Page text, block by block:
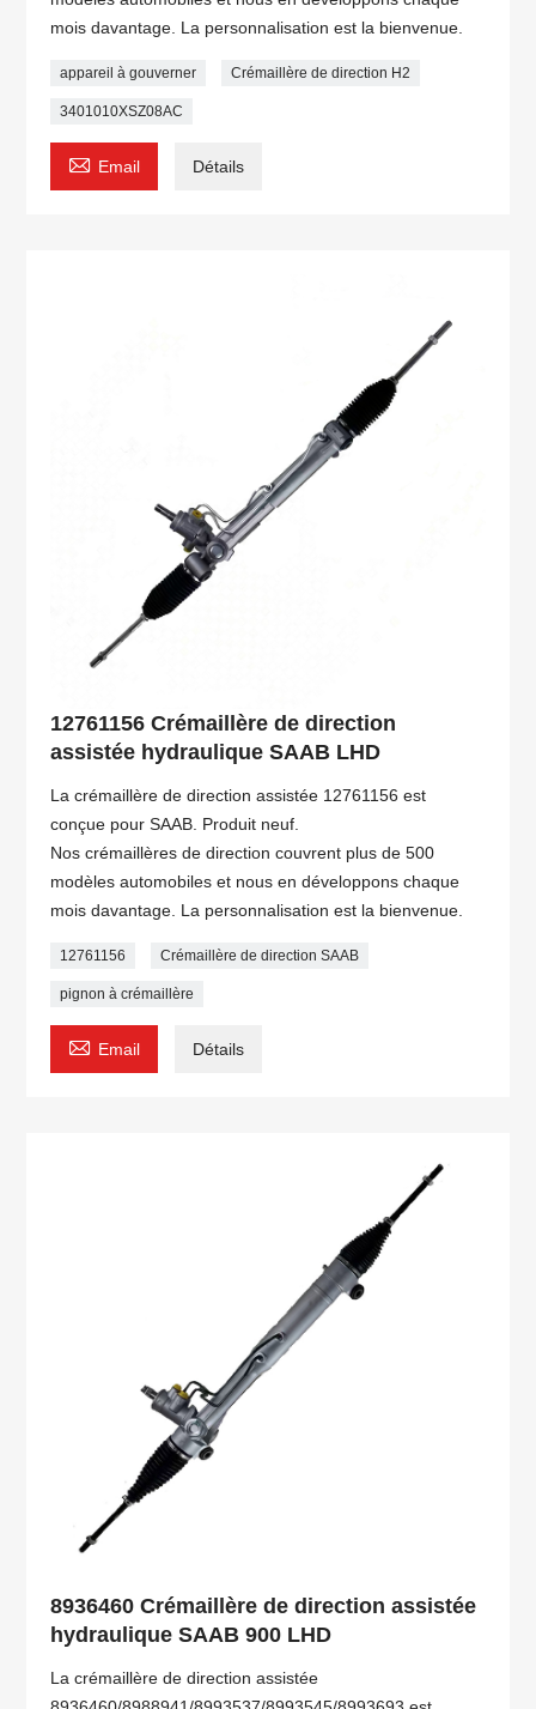
mois davantage. La personnalisation est la bienvenue.
appareil à gouverner Crémaillère de direction H2
3401010XSZ08AC
 Email Détails
12761156 Crémaillère de direction
assistée hydraulique SAAB LHD
La crémaillère de direction assistée 12761156 est
conçue pour SAAB. Produit neuf.
Nos crémaillères de direction couvrent plus de 500
modèles automobiles et nous en développons chaque
mois davantage. La personnalisation est la bienvenue.
12761156 Crémaillère de direction SAAB
pignon à crémaillère
 Email Détails
8936460 Crémaillère de direction assistée
hydraulique SAAB 900 LHD
La crémaillère de direction assistée